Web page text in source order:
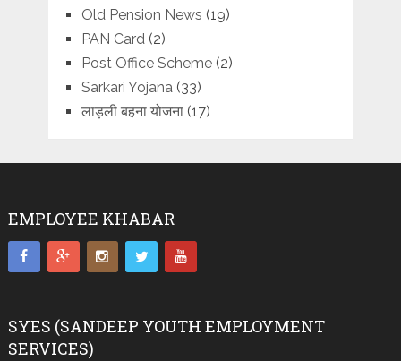
Old Pension News (19)
PAN Card (2)
Post Office Scheme(2)
Sarkari Yojana (33)
लाड़ली बहना योजना(17)
EMPLOYEE KHABAR
SYES (SANDEEP YOUTH EMPLOYMENT
SERVICES)